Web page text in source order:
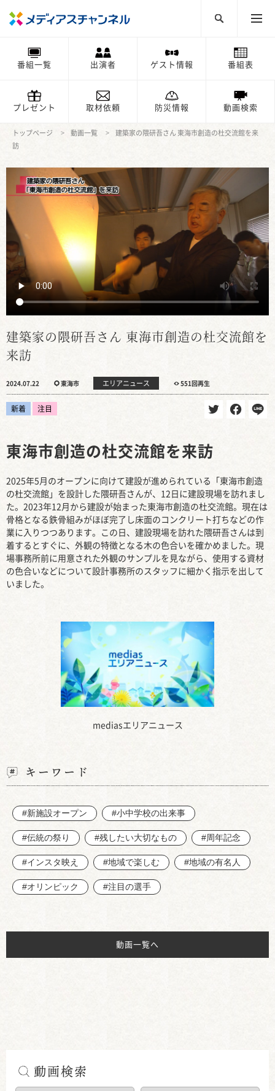
番組一覧 出演者 ゲスト情報 番組表
プレゼント 取材依頼 防災情報 動画検索
トップページ 動画一覧
建築家の隈研吾さん 東海市創造の杜交流館を来
訪
建築家の隈研吾さん 東海市創造の杜交流館を
来訪
2024.07.22 東海市 エリアニュース 551回再生
新着 注目
mediasエリアニュース
東海市創造の杜交流館を来訪
2025年5月のオープンに向けて建設が進められている「東海市創造
の杜交流館」を設計した隈研吾さんが、12日に建設現場を訪れまし
た。2023年12月から建設が始まった東海市創造の杜交流館。現在は
骨格となる鉄骨組みがほぼ完了し床面のコンクリート打ちなどの作
業に入りつつあります。この日、建設現場を訪れた隈研吾さんは到
着するとすぐに、外観の特徴となる木の色合いを確かめました。現
場事務所前に用意された外観のサンプルを見ながら、使用する資材
の色合いなどについて設計事務所のスタッフに細かく指示を出して
いました。
キーワード
#新施設オープン #小中学校の出来事
#伝統の祭り #残したい大切なもの #周年記念
#インスタ映え #地域で楽しむ #地域の有名人
#オリンピック #注目の選手
動画一覧へ
動画検索